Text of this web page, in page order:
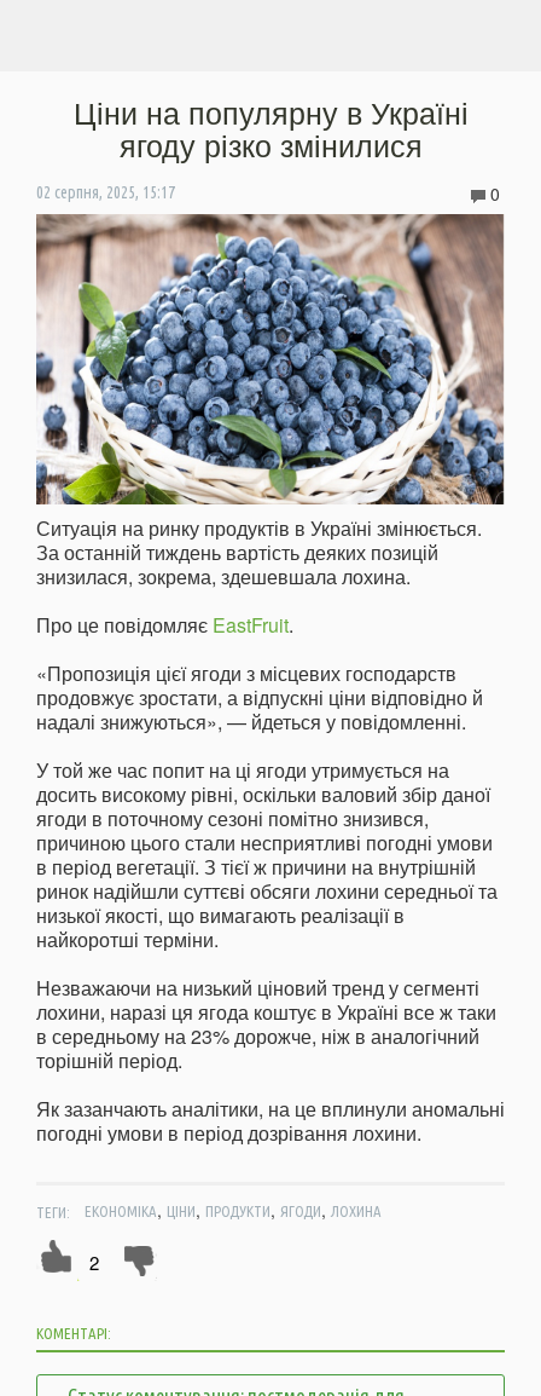
Ціни на популярну в Україні
ягоду різко змінилися
02 серпня, 2025, 15:17 0
Ситуація на ринку продуктів в Україні змінюється.
За останній тиждень вартість деяких позицій
знизилася, зокрема, здешевшала лохина.
Про це повідомляє EastFruit.
«Пропозиція цієї ягоди з місцевих господарств
продовжує зростати, а відпускні ціни відповідно й
надалі знижуються», — йдеться у повідомленні.
У той же час попит на ці ягоди утримується на
досить високому рівні, оскільки валовий збір даної
ягоди в поточному сезоні помітно знизився,
причиною цього стали несприятливі погодні умови
в період вегетації. З тієї ж причини на внутрішній
ринок надійшли суттєві обсяги лохини середньої та
низької якості, що вимагають реалізації в
найкоротші терміни.
Незважаючи на низький ціновий тренд у сегменті
лохини, наразі ця ягода коштує в Україні все ж таки
в середньому на 23% дорожче, ніж в аналогічний
торішній період.
Як зазанчають аналітики, на це вплинули аномальні
погодні умови в період дозрівання лохини.
ТЕГИ: ЕКОНОМІКА, ЦІНИ, ПРОДУКТИ, ЯГОДИ, ЛОХИНА
2
КОМЕНТАРІ: